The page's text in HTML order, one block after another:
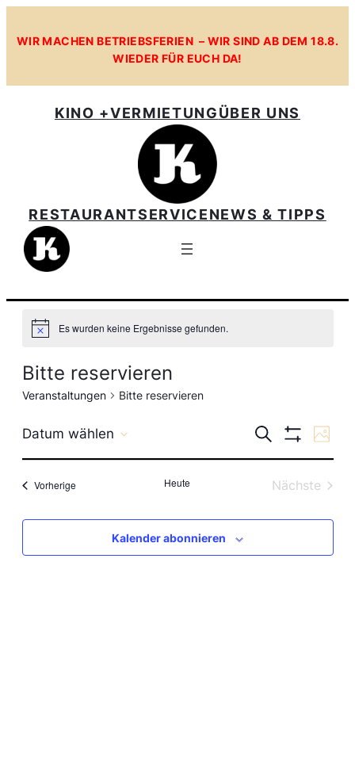
WIR MACHEN BETRIEBSFERIEN – WIR SIND AB DEM 18.8.
WIEDER FÜR EUCH DA!
KINO +VERMIETUNGÜBER UNS
RESTAURANTSERVICENEWS & TIPPS
HinweisEs wurden keine Ergebnisse gefunden.
Bitte reservieren
Veranstaltungen Bitte reservieren
Suche
Suche
Anzeigen
Foto
Datum wählen
Datum
VorherigeVeranstaltungen Heute
Nächste
Kalender abonnieren